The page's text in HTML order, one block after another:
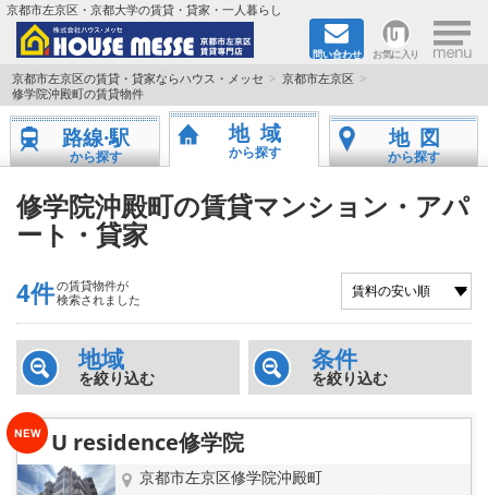
京都市左京区・京都大学の賃貸・貸家・一人暮らし
問い合わせ お気に入り ×
TOPページ
地図から検索
京都大学＆京都芸術大学生さんに
書類DL & 入居者さまへ
家族で住むならマンション？賃家？
一人暮らしの物件特集
ペット相談OKの賃貸！
京都市左京区の賃貸・貸家ならハウス・メッセ
京都市左京区
修学院沖殿町の賃貸物件
路線·駅
から探す
地域
から探す
地図
から探す
修学院沖殿町の賃貸マンション・アパ
ート・貸家
4件の賃貸物件が
検索されました
地域
を絞り込む
条件
を絞り込む
U residence修学院
京都市左京区修学院沖殿町